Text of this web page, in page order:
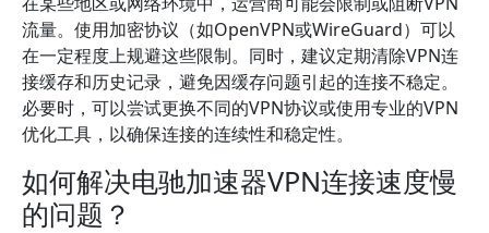
流量。使用加密协议（如OpenVPN或WireGuard）可以
在一定程度上规避这些限制。同时，建议定期清除VPN连
接缓存和历史记录，避免因缓存问题引起的连接不稳定。
必要时，可以尝试更换不同的VPN协议或使用专业的VPN
优化工具，以确保连接的连续性和稳定性。
如何解决电驰加速器VPN连接速度慢
的问题？